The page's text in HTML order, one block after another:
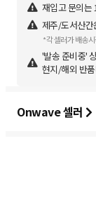
재입고 문의는
제주/도서산간
*각 셀러가 배송
'발송 준비중'
현지/해외 반
Onwave 셀러